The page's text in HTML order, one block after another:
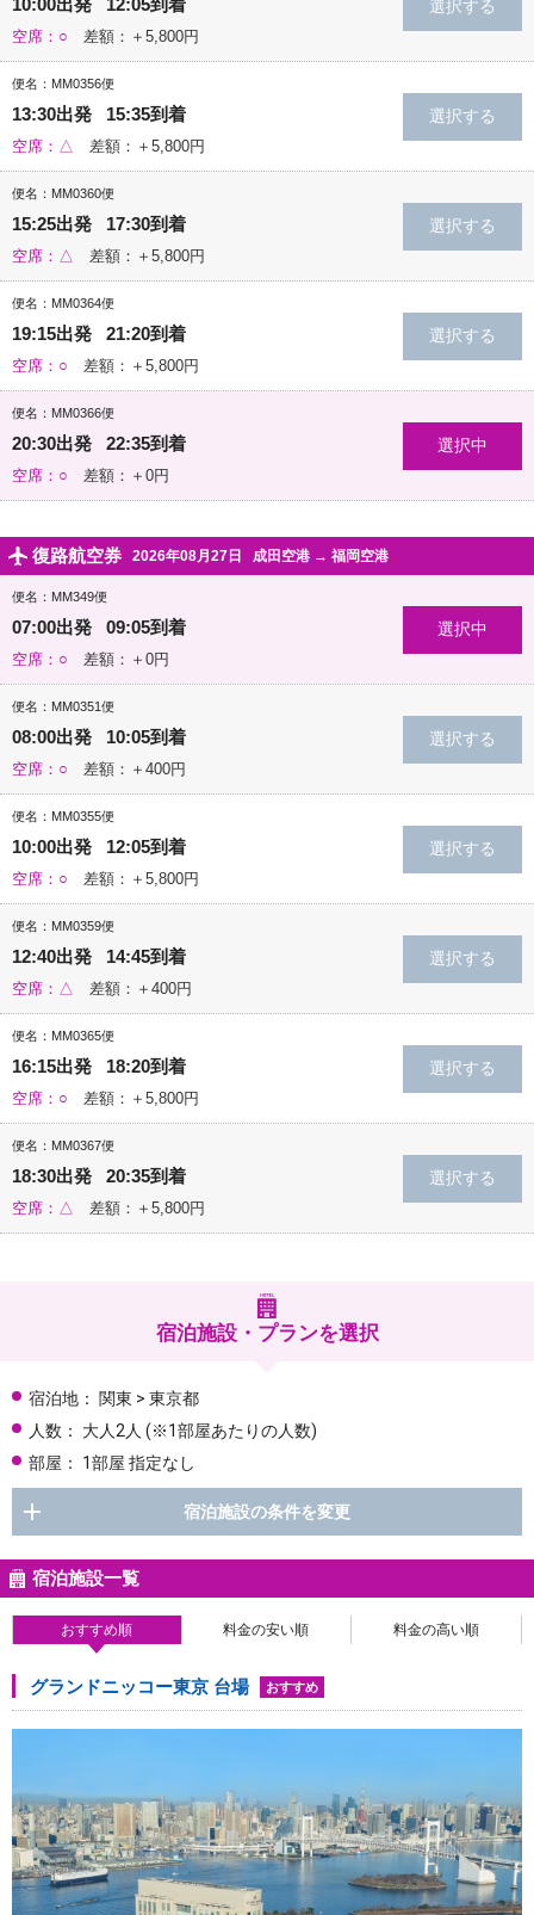
10:00出発 12:05到着
空席：○ 差額：＋5,800円
便名：MM0356便
13:30出発 15:35到着
空席：△ 差額：＋5,800円
便名：MM0360便
15:25出発 17:30到着
空席：△ 差額：＋5,800円
便名：MM0364便
19:15出発 21:20到着
空席：○ 差額：＋5,800円
便名：MM0366便
20:30出発 22:35到着
空席：○ 差額：＋0円
復路航空券 2026年08月27日 成田空港 → 福岡空港
便名：MM349便
07:00出発 09:05到着
空席：○ 差額：＋0円
便名：MM0351便
08:00出発 10:05到着
空席：○ 差額：＋400円
便名：MM0355便
10:00出発 12:05到着
空席：○ 差額：＋5,800円
便名：MM0359便
12:40出発 14:45到着
空席：△ 差額：＋400円
便名：MM0365便
16:15出発 18:20到着
空席：○ 差額：＋5,800円
便名：MM0367便
18:30出発 20:35到着
空席：△ 差額：＋5,800円
宿泊施設・プランを選択
宿泊地：
関東 > 東京都
人数：
大人2人 (※1部屋あたりの人数)
部屋：
1部屋 指定なし
宿泊施設の条件を変更
宿泊施設一覧
おすすめ順 料金の安い順 料金の高い順
グランドニッコー東京 台場 おすすめ